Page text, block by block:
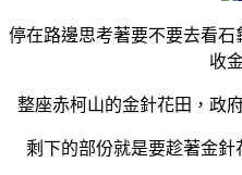
停在路邊思考著要不要去看
收
整座赤柯山的金針花田，政
剩下的部份就是要趁著金